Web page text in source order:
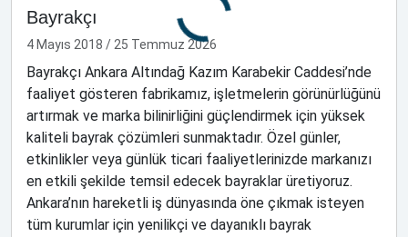
Bayrakçı
4 Mayıs 2018 / 25 Temmuz 2026
Bayrakçı Ankara Altındağ Kazım Karabekir Caddesi’nde
faaliyet gösteren fabrikamız, işletmelerin görünürlüğünü
artırmak ve marka bilinirliğini güçlendirmek için yüksek
kaliteli bayrak çözümleri sunmaktadır. Özel günler,
etkinlikler veya günlük ticari faaliyetlerinizde markanızı
en etkili şekilde temsil edecek bayraklar üretiyoruz.
Ankara’nın hareketli iş dünyasında öne çıkmak isteyen
tüm kurumlar için yenilikçi ve dayanıklı bayrak